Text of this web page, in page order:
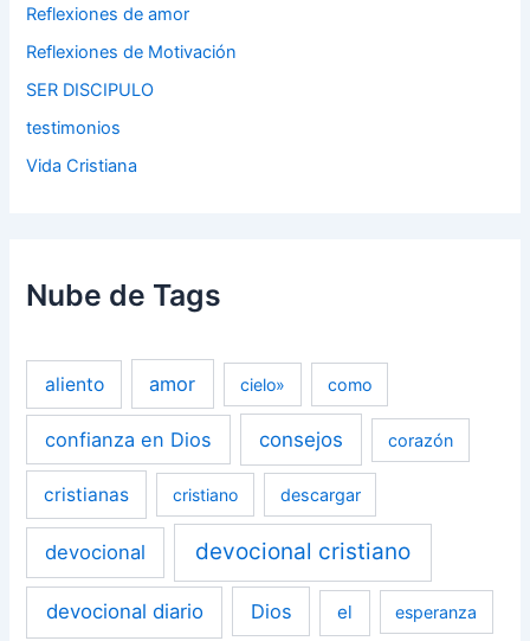
Reflexiones de amor
Reflexiones de Motivación
SER DISCIPULO
testimonios
Vida Cristiana
Nube de Tags
aliento amor cielo» como
confianza en Dios consejos corazón
cristianas cristiano descargar
devocional devocional cristiano
devocional diario Dios el esperanza